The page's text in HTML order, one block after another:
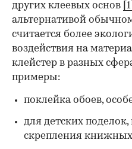
00:00 / 00:00
других клеевых основ [1]
альтернативой
считается более
воздействия на
клейстер в разных
примеры:
поклейка обоев,
для детских
скрепления книжных